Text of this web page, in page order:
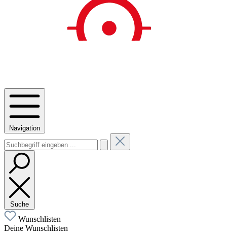
Navigation
Suche
Wunschlisten
Deine Wunschlisten